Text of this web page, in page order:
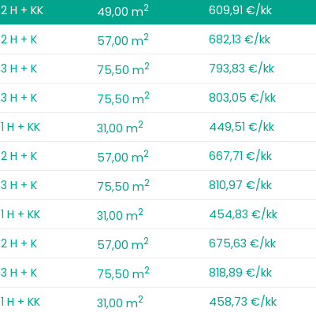
2 H + KK 49,00 m2
609,91 €/kk
2 H + K 57,00 m2
682,13 €/kk
3 H + K 75,50 m2
793,83 €/kk
3 H + K 75,50 m2
803,05 €/kk
1 H + KK 31,00 m2
449,51 €/kk
2 H + K 57,00 m2
667,71 €/kk
3 H + K 75,50 m2
810,97 €/kk
1 H + KK 31,00 m2
454,83 €/kk
2 H + K 57,00 m2
675,63 €/kk
3 H + K 75,50 m2
818,89 €/kk
1 H + KK 31,00 m2
458,73 €/kk